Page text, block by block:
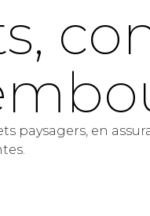
paysagers, en